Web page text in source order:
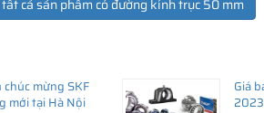
trước khi mua hàng
cả sản phẩm có đường kính trục 50 mm
mừng SKF
mới tại Hà Nội
Giá
2023